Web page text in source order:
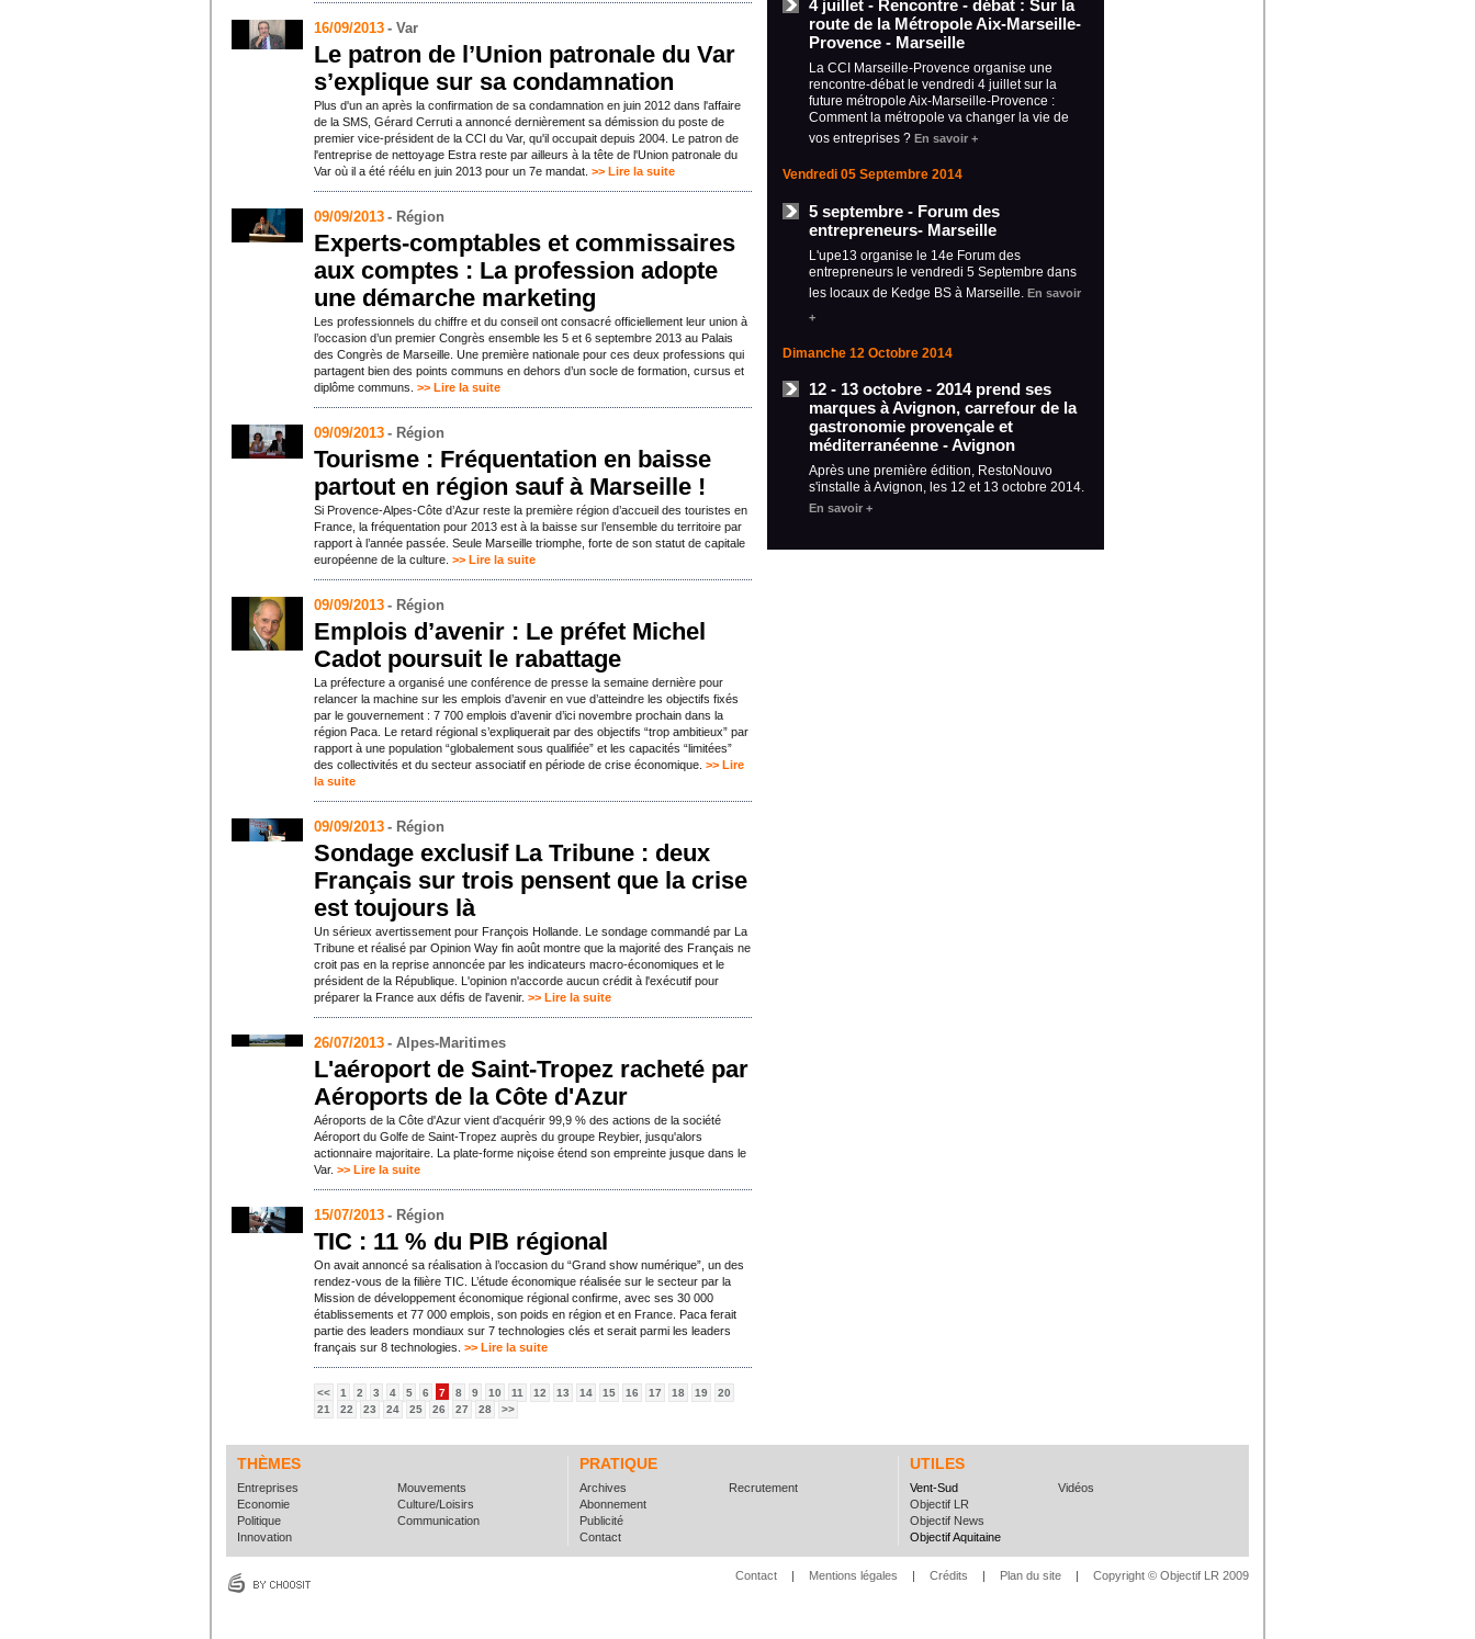
16/09/2013 - Var
Le patron de l’Union patronale du Var
s’explique sur sa condamnation
Plus d'un an après la confirmation de sa condamnation en juin 2012 dans l'affaire
de la SMS, Gérard Cerruti a annoncé dernièrement sa démission du poste de
premier vice-président de la CCI du Var, qu'il occupait depuis 2004. Le patron de
l'entreprise de nettoyage Estra reste par ailleurs à la tête de l'Union patronale du
Var où il a été réélu en juin 2013 pour un 7e mandat. >> Lire la suite
09/09/2013 - Région
Experts-comptables et commissaires
aux comptes : La profession adopte
une démarche marketing
Les professionnels du chiffre et du conseil ont consacré officiellement leur union à
l’occasion d’un premier Congrès ensemble les 5 et 6 septembre 2013 au Palais
des Congrès de Marseille. Une première nationale pour ces deux professions qui
partagent bien des points communs en dehors d’un socle de formation, cursus et
diplôme communs. >> Lire la suite
09/09/2013 - Région
Tourisme : Fréquentation en baisse
partout en région sauf à Marseille !
Si Provence-Alpes-Côte d’Azur reste la première région d’accueil des touristes en
France, la fréquentation pour 2013 est à la baisse sur l’ensemble du territoire par
rapport à l’année passée. Seule Marseille triomphe, forte de son statut de capitale
européenne de la culture. >> Lire la suite
09/09/2013 - Région
Emplois d’avenir : Le préfet Michel
Cadot poursuit le rabattage
La préfecture a organisé une conférence de presse la semaine dernière pour
relancer la machine sur les emplois d’avenir en vue d’atteindre les objectifs fixés
par le gouvernement : 7 700 emplois d’avenir d’ici novembre prochain dans la
région Paca. Le retard régional s’expliquerait par des objectifs “trop ambitieux” par
rapport à une population “globalement sous qualifiée” et les capacités “limitées”
des collectivités et du secteur associatif en période de crise économique. >> Lire
la suite
09/09/2013 - Région
Sondage exclusif La Tribune : deux
Français sur trois pensent que la crise
est toujours là
Un sérieux avertissement pour François Hollande. Le sondage commandé par La
Tribune et réalisé par Opinion Way fin août montre que la majorité des Français ne
croit pas en la reprise annoncée par les indicateurs macro-économiques et le
président de la République. L'opinion n'accorde aucun crédit à l'exécutif pour
préparer la France aux défis de l'avenir. >> Lire la suite
26/07/2013 - Alpes-Maritimes
L'aéroport de Saint-Tropez racheté par
Aéroports de la Côte d'Azur
Aéroports de la Côte d'Azur vient d'acquérir 99,9 % des actions de la société
Aéroport du Golfe de Saint-Tropez auprès du groupe Reybier, jusqu'alors
actionnaire majoritaire. La plate-forme niçoise étend son empreinte jusque dans le
Var. >> Lire la suite
15/07/2013 - Région
TIC : 11 % du PIB régional
On avait annoncé sa réalisation à l’occasion du “Grand show numérique”, un des
rendez-vous de la filière TIC. L’étude économique réalisée sur le secteur par la
Mission de développement économique régional confirme, avec ses 30 000
établissements et 77 000 emplois, son poids en région et en France. Paca ferait
partie des leaders mondiaux sur 7 technologies clés et serait parmi les leaders
français sur 8 technologies. >> Lire la suite
<< 1 2 3 4 5 6 7 8 9 10 11 12 13 14 15 16 17 18 19
20
21
22 23 24 25 26 27 28 >>
4 juillet - Rencontre - débat : Sur la
route de la Métropole Aix-Marseille-
Provence - Marseille
La CCI Marseille-Provence organise une
rencontre-débat le vendredi 4 juillet sur la
future métropole Aix-Marseille-Provence :
Comment la métropole va changer la vie de
vos entreprises ? En savoir +
Vendredi 05 Septembre 2014
5 septembre - Forum des
entrepreneurs- Marseille
L'upe13 organise le 14e Forum des
entrepreneurs le vendredi 5 Septembre dans
les locaux de Kedge BS à Marseille. En savoir
+
Dimanche 12 Octobre 2014
12 - 13 octobre - 2014 prend ses
marques à Avignon, carrefour de la
gastronomie provençale et
méditerranéenne - Avignon
Après une première édition, RestoNouvo
s'installe à Avignon, les 12 et 13 octobre 2014.
En savoir +
THÈMES PRATIQUE UTILES
Entreprises
Economie
Politique
Innovation
Mouvements
Culture/Loisirs
Communication
Archives
Abonnement
Publicité
Contact
Recrutement
Vent-Sud
Objectif LR
Objectif News
Objectif Aquitaine
Vidéos
Contact | Mentions légales | Crédits | Plan du site | Copyright © Objectif LR 2009